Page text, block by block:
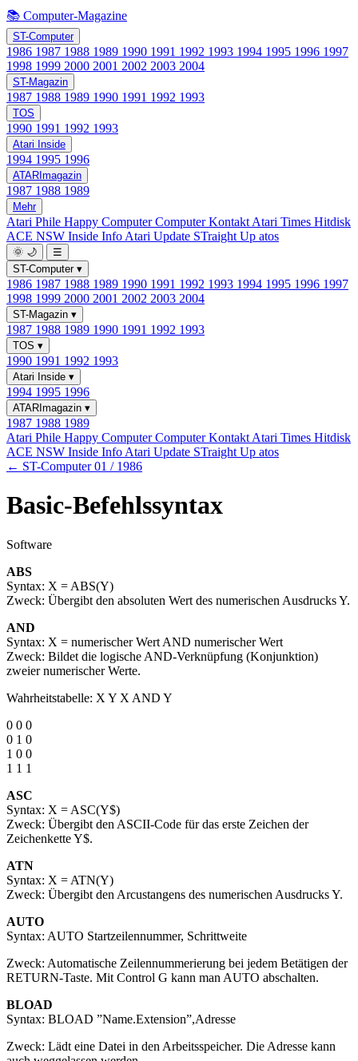
📚 Computer-Magazine
ST-Computer
1986 1987 1988 1989 1990 1991 1992 1993 1994 1995 1996 1997
1998 1999 2000 2001 2002 2003 2004
ST-Magazin
1987 1988 1989 1990 1991 1992 1993
TOS
1990 1991 1992 1993
Atari Inside
1994 1995 1996
ATARImagazin
1987 1988 1989
Mehr
Atari Phile Happy ComputerComputer Kontakt Atari Times Hitdisk
ACE NSW Inside Info Atari Update STraight Up atos
🌞 🌙
☰
ST-Computer ▾
1986 1987 1988 1989 1990 1991 1992 1993 1994 1995 1996 1997
1998 1999 2000 2001 2002 2003 2004
ST-Magazin ▾
1987 1988 1989 1990 1991 1992 1993
TOS ▾
1990 1991 1992 1993
Atari Inside ▾
1994 1995 1996
ATARImagazin ▾
1987 1988 1989
Atari Phile Happy ComputerComputer Kontakt Atari Times Hitdisk
ACE NSW Inside Info Atari Update STraight Up atos
← ST-Computer 01 / 1986
Basic-Befehlssyntax
Software
ABS
Syntax: X = ABS(Y)
Zweck: Übergibt den absoluten Wert des numerischen Ausdrucks Y.
AND
Syntax: X = numerischer Wert AND numerischer Wert
Zweck: Bildet die logische AND-Verknüpfung (Konjunktion)
zweier numerischer Werte.
Wahrheitstabelle: X Y X AND Y
0 0 0
0 1 0
1 0 0
1 1 1
ASC
Syntax: X = ASC(Y$)
Zweck: Übergibt den ASCII-Code für das erste Zeichen der
Zeichenkette Y$.
ATN
Syntax: X = ATN(Y)
Zweck: Übergibt den Arcustangens des numerischen Ausdrucks Y.
AUTO
Syntax: AUTO Startzeilennummer, Schrittweite
Zweck: Automatische Zeilennummerierung bei jedem Betätigen der
RETURN-Taste. Mit Control G kann man AUTO abschalten.
BLOAD
Syntax: BLOAD ”Name.Extension”,Adresse
Zweck: Lädt eine Datei in den Arbeitsspeicher. Die Adresse kann